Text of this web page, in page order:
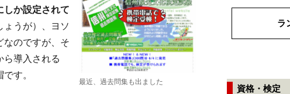
最近、過去問集も出ました
しか設定されて
ょうが）、ヨソ
なのですが、そ
ら導入される
す。
ラ
資格・検定